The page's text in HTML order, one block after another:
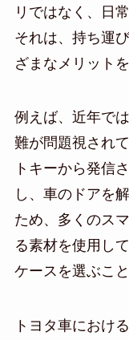
リではなく、日
それは、持ち運
ざまなメリット
例えば、近年で
難が問題視され
トキーから発信
し、車のドアを
ため、多くのス
る素材を使用し
ケースを選ぶこ
トヨタ車におけ